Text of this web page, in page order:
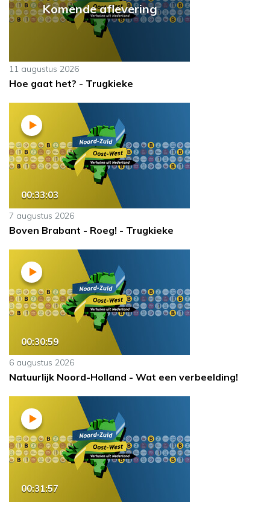
Komende aflevering
11 augustus 2026
Hoe gaat het? - Trugkieke
00:33:03
7 augustus 2026
Boven Brabant - Roeg! - Trugkieke
00:30:59
6 augustus 2026
Natuurlijk Noord-Holland - Wat een verbeelding!
00:31:57